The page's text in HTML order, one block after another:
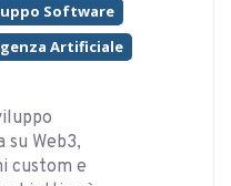
Software
Artificiale
Web3,
custom e